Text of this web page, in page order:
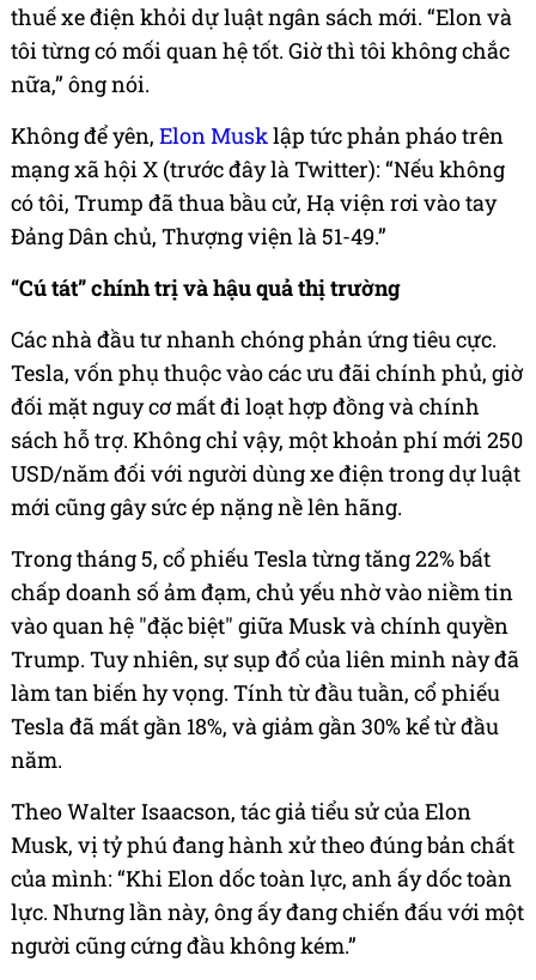
thuế xe điện khỏi dự luật ngân sách mới. “Elon và
tôi từng có mối quan hệ tốt. Giờ thì tôi không chắc
nữa,” ông nói.
Không để yên, Elon Musklập tức phản pháo trên
mạng xã hội X (trước đây là Twitter): “Nếu không
có tôi, Trump đã thua bầu cử, Hạ viện rơi vào tay
Đảng Dân chủ, Thượng viện là 51-49.”
“Cú tát” chính trị và hậu quả thị trường
Các nhà đầu tư nhanh chóng phản ứng tiêu cực.
Tesla, vốn phụ thuộc vào các ưu đãi chính phủ, giờ
đối mặt nguy cơ mất đi loạt hợp đồng và chính
sách hỗ trợ. Không chỉ vậy, một khoản phí mới 250
USD/năm đối với người dùng xe điện trong dự luật
mới cũng gây sức ép nặng nề lên hãng.
Trong tháng 5, cổ phiếu Tesla từng tăng 22% bất
chấp doanh số ảm đạm, chủ yếu nhờ vào niềm tin
vào quan hệ "đặc biệt" giữa Musk và chính quyền
Trump. Tuy nhiên, sự sụp đổ của liên minh này đã
làm tan biến hy vọng. Tính từ đầu tuần, cổ phiếu
Tesla đã mất gần 18%, và giảm gần 30% kể từ đầu
năm.
Theo Walter Isaacson, tác giả tiểu sử của Elon
Musk, vị tỷ phú đang hành xử theo đúng bản chất
của mình: “Khi Elon dốc toàn lực, anh ấy dốc toàn
lực. Nhưng lần này, ông ấy đang chiến đấu với một
người cũng cứng đầu không kém.”